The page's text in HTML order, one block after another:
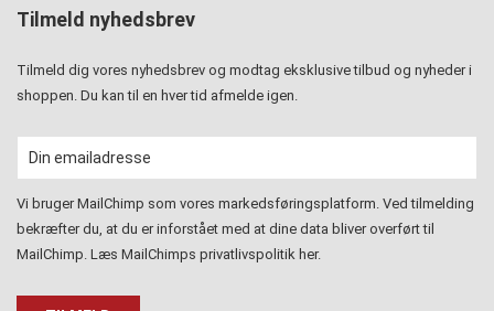
Tilmeld nyhedsbrev
Tilmeld dig vores nyhedsbrev og modtag eksklusive tilbud og nyheder i
shoppen. Du kan til en hver tid afmelde igen.
Vi bruger MailChimp som vores markedsføringsplatform. Ved tilmelding
bekræfter du, at du er inforstået med at dine data bliver overført til
MailChimp. Læs MailChimps privatlivspolitik her.